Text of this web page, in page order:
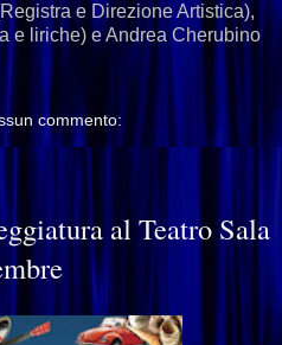
e Direzione Artistica),
e liriche) e Andrea Cherubino
commento:
al Teatro Sala